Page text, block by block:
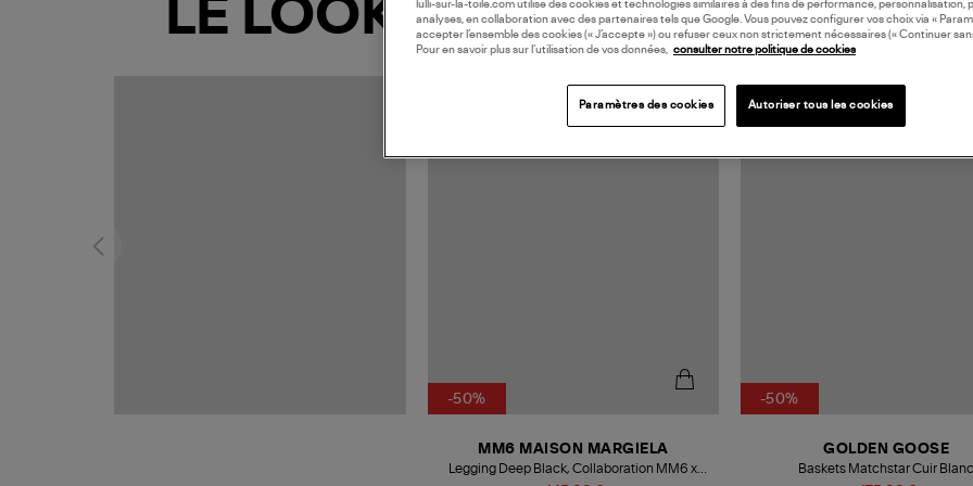
LE LOOK
-50%
MM6 MAISON MARGIELA
Legging Deep Black, Collaboration MM6 x
MADE IN EUROPE
-50%
GOLDEN GOOSE
Baskets Matchstar Cuir Blanc
lulli-sur-la-toile.com utilise des cookies et technologies similaires à des fins de performance, personnalisation,
analyses, en collaboration avec des partenaires tels que Google. Vous pouvez configurer vos choix via «
accepter l’ensemble des cookies (« J’accepte ») ou refuser ceux non strictement nécessaires (« Continuer
Pour en savoir plus sur l’utilisation de vos données, consulter notre politique de cookies
Paramètres des cookies Autoriser tous les cookies